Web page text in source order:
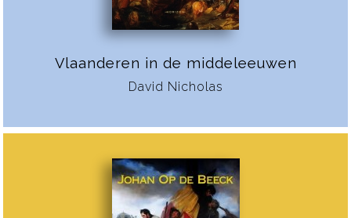
Vlaanderen in de middeleeuwen
David Nicholas